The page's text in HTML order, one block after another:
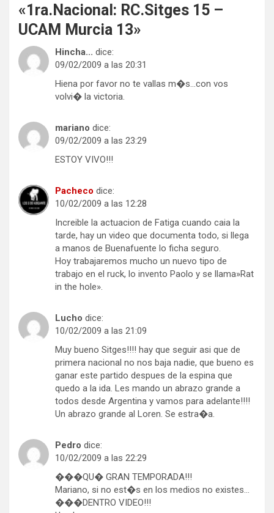
«1ra.Nacional: RC.Sitges 15 –
UCAM Murcia 13»
Hincha... dice:
09/02/2009 a las 20:31
Hiena por favor no te vallas m�s…con vos
volvi� la victoria.
mariano dice:
09/02/2009 a las 23:29
ESTOY VIVO!!!
Pacheco dice:
10/02/2009 a las 12:28
Increible la actuacion de Fatiga cuando caia la
tarde, hay un video que documenta todo, si llega
a manos de Buenafuente lo ficha seguro.
Hoy trabajaremos mucho un nuevo tipo de
trabajo en el ruck, lo invento Paolo y se llama»Rat
in the hole».
Lucho dice:
10/02/2009 a las 21:09
Muy bueno Sitges!!!! hay que seguir asi que de
primera nacional no nos baja nadie, que bueno es
ganar este partido despues de la espina que
quedo a la ida. Les mando un abrazo grande a
todos desde Argentina y vamos para adelante!!!!
Un abrazo grande al Loren. Se estra�a.
Pedro dice:
10/02/2009 a las 22:29
���QU� GRAN TEMPORADA!!!
Mariano, si no est�s en los medios no existes…
���DENTRO VIDEO!!!